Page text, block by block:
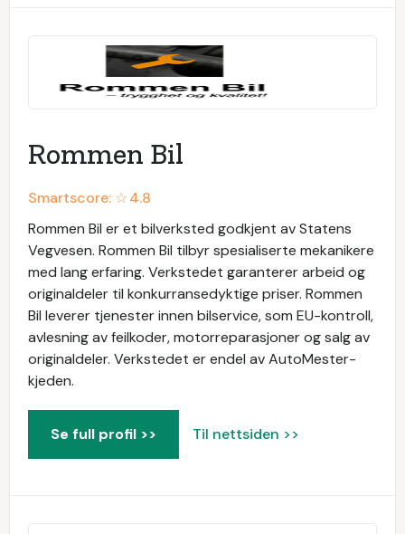
Rommen Bil
Smartscore: ☆4.8
Rommen Bil er et bilverksted godkjent av Statens
Vegvesen. Rommen Bil tilbyr spesialiserte mekanikere
med lang erfaring. Verkstedet garanterer arbeid og
originaldeler til konkurransedyktige priser. Rommen
Bil leverer tjenester innen bilservice, som EU-kontroll,
avlesning av feilkoder, motorreparasjoner og salg av
originaldeler. Verkstedet er endel av AutoMester-
kjeden.
Se full profil >> Til nettsiden >>